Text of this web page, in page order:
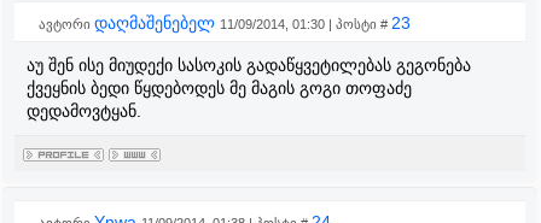
ავტორი დაღმაშენებელ 11/09/2014, 01:30 | პოსტი # 23
აუ შენ ისე მიუდექი სასოკის გადაწყვეტილებას გეგონება
ქვეყნის ბედი წყდებოდეს მე მაგის გოგი თოფაძე
დედამოვტყან.